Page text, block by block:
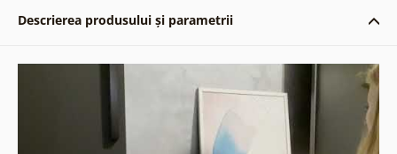
Descrierea produsului și parametrii